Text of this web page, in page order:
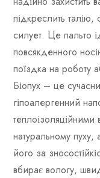
підкреслить
силует. Це пальто
повсякденного
поїздка на роботу
Біопух – це
гіпоалергенний
теплоізоляційними
натуральному
його за
вбирає вологу,